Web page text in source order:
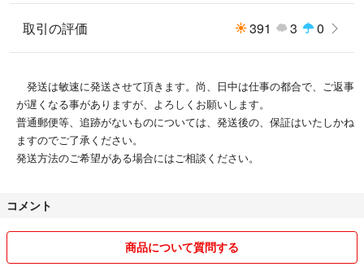
取引の評価 391 3 0
発送は敏速に発送させて頂きます。尚、日中は仕事の都合で、ご返事
が遅くなる事がありますが、よろしくお願いします。
普通郵便等、追跡がないものについては、発送後の、保証はいたしかね
ますのでご了承ください。
発送方法のご希望がある場合にはご相談ください。
コメント
商品について質問する